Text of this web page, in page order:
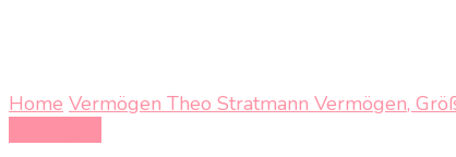
Home Vermögen Theo Stratmann Vermögen,